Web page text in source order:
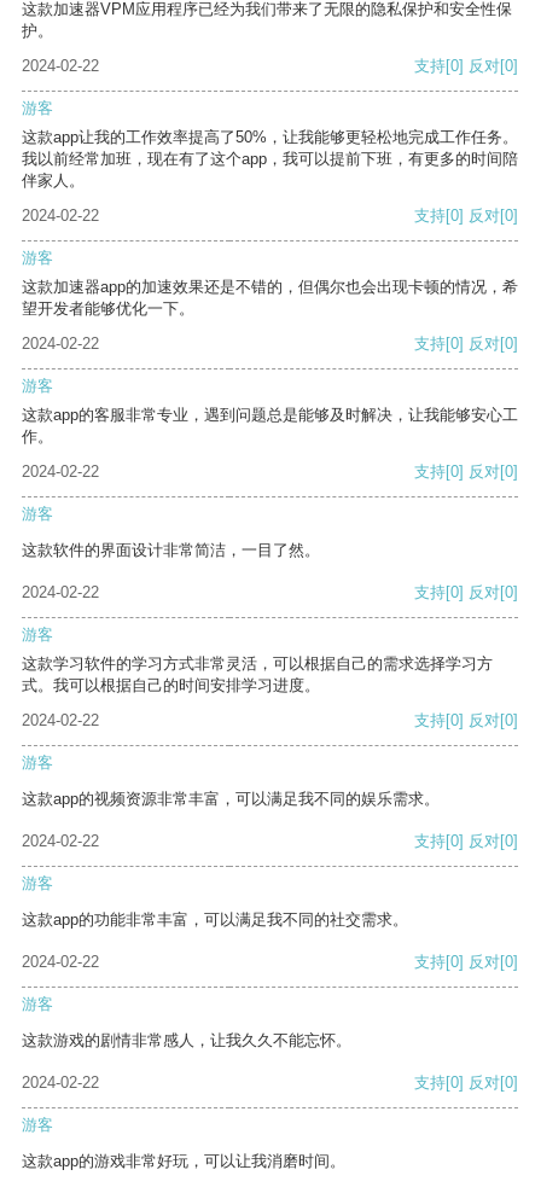
这款加速器VPM应用程序已经为我们带来了无限的隐私保护和安全性保
护。
2024-02-22
支持[0] 反对[0]
游客
这款app让我的工作效率提高了50%，让我能够更轻松地完成工作任务。
我以前经常加班，现在有了这个app，我可以提前下班，有更多的时间陪
伴家人。
2024-02-22
支持[0] 反对[0]
游客
这款加速器app的加速效果还是不错的，但偶尔也会出现卡顿的情况，希
望开发者能够优化一下。
2024-02-22
支持[0] 反对[0]
游客
这款app的客服非常专业，遇到问题总是能够及时解决，让我能够安心工
作。
2024-02-22
支持[0] 反对[0]
游客
这款软件的界面设计非常简洁，一目了然。
2024-02-22 支持[0] 反对[0]
游客
这款学习软件的学习方式非常灵活，可以根据自己的需求选择学习方
式。我可以根据自己的时间安排学习进度。
2024-02-22
支持[0] 反对[0]
游客
这款app的视频资源非常丰富，可以满足我不同的娱乐需求。
2024-02-22 支持[0] 反对[0]
游客
这款app的功能非常丰富，可以满足我不同的社交需求。
2024-02-22 支持[0] 反对[0]
游客
这款游戏的剧情非常感人，让我久久不能忘怀。
2024-02-22 支持[0] 反对[0]
游客
这款app的游戏非常好玩，可以让我消磨时间。